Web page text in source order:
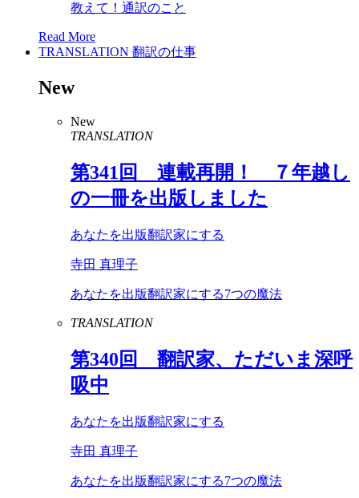
教えて！通訳のこと
Read More
TRANSLATION 翻訳の仕事
New
New
TRANSLATION
第341 回 連載再開！ ７年越し
の一冊を出版しました
あなたを出版翻訳家にする
寺田 真理子
あなたを出版翻訳家にする7つの魔法
TRANSLATION
第340回 翻訳家、ただいま深呼
吸中
あなたを出版翻訳家にする
寺田 真理子
あなたを出版翻訳家にする7つの魔法